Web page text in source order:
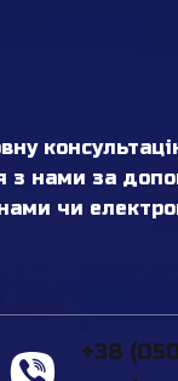
з нами за
чи
+38